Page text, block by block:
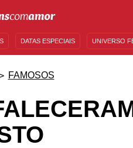
DATAS ESPECIAIS UNIVERSO
FAMOSOS